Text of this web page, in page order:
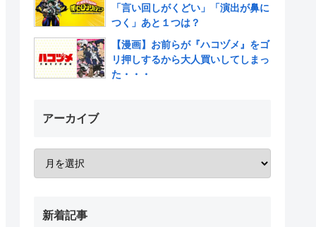
「言い回しがくどい」「演出が鼻に
つく」あと１つは？
【漫画】お前らが『ハコヅメ』をゴ
リ押しするから大人買いしてしまっ
た・・・
アーカイブ
新着記事